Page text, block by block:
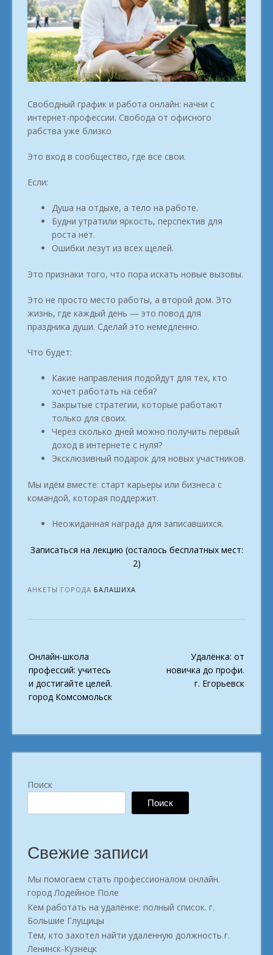
Свободный график и работа онлайн: начни с
интернет-профессии. Свобода от офисного
рабства уже близко
Это вход в сообщество, где все свои.
Если:
Душа на отдыхе, а тело на работе.
Будни утратили яркость, перспектив для
роста нет.
Ошибки лезут из всех щелей.
Это признаки того, что пора искать новые вызовы.
Это не просто место работы, а второй дом. Это
жизнь, где каждый день — это повод для
праздника души. Сделай это немедленно.
Что будет:
Какие направления подойдут для тех, кто
хочет работать на себя?
Закрытые стратегии, которые работают
только для своих.
Через сколько дней можно получить первый
доход в интернете с нуля?
Эксклюзивный подарок для новых участников.
Мы идём вместе: старт карьеры или бизнеса с
командой, которая поддержит.
Неожиданная награда для записавшихся.
Записаться на лекцию (осталось бесплатных мест:
2)
АНКЕТЫ ГОРОДА БАЛАШИХА
navigation
Онлайн-школа
профессий: учитесь
и достигайте целей.
город Комсомольск
Удалёнка: от
новичка до профи.
г. Егорьевск
Поиск
Поиск
Свежие записи
Мы помогаем стать профессионалом онлайн.
город Лодейное Поле
Кем работать на удалёнке: полный список. г.
Большие Глущицы
Тем, кто захотел найти удаленную должность г.
Ленинск-Кузнецк